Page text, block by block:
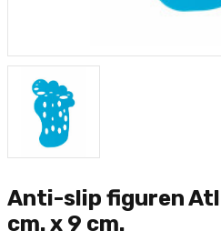
Anti-slip figuren
cm. x 9 cm.